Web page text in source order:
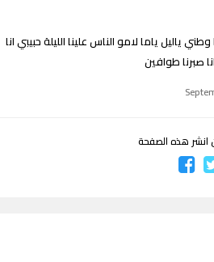
ياليل ياما لامو الناس علينا الليلة حبيبي انا
صبرنا طوافين
هذه الصفحة